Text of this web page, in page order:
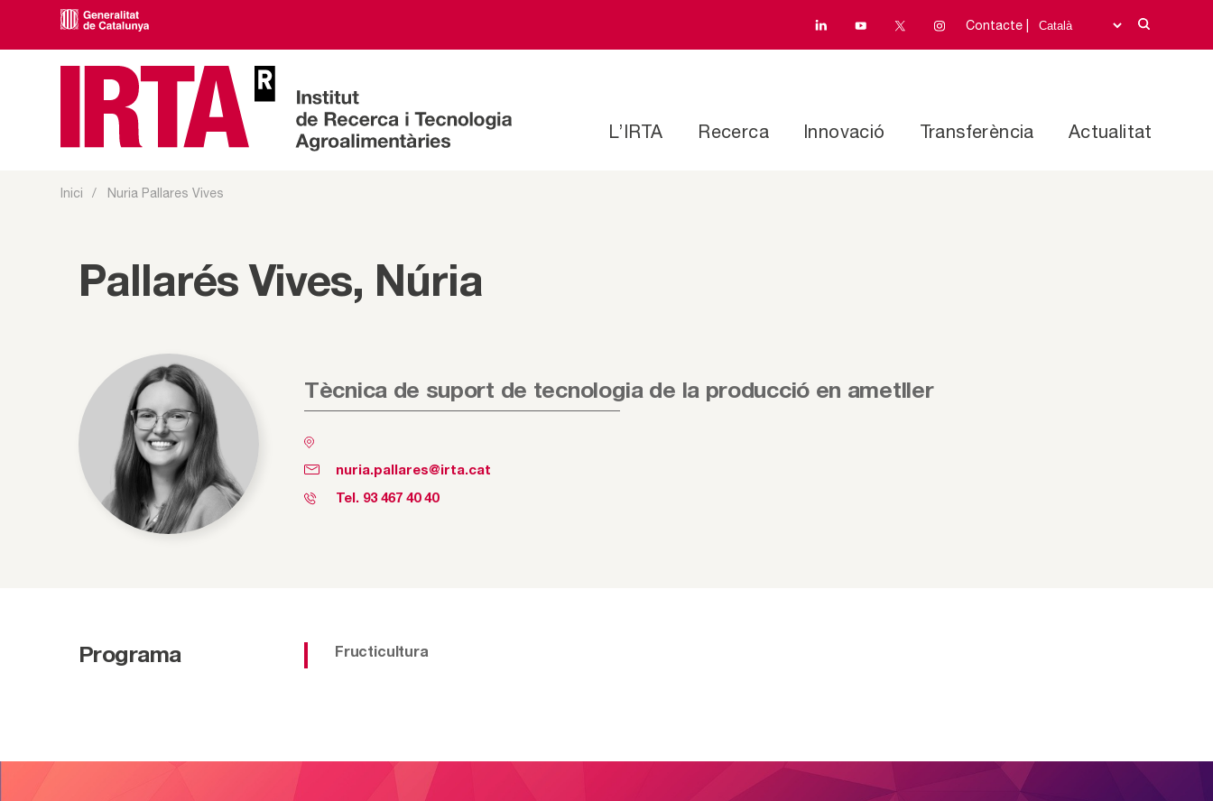
Contacte |
L’IRTA Recerca Innovació Transferència Actualitat
Inici Nuria Pallares Vives
Pallarés Vives, Núria
Tècnica de suport de tecnologia de la producció en ametller
nuria.pallares@irta.cat
Tel. 93 467 40 40
Programa Fructicultura